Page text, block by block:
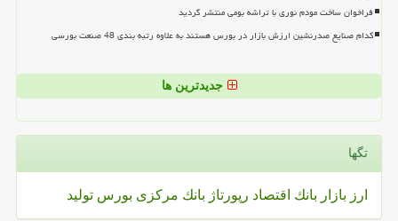
فراخوان ساخت مودم نوری با تراشه بومی منتشر گردید
کدام صنایع صدرنشین ارزش بازار در بورس هستند به علاوه رتبه بندی 48 صنعت بورسی
جدیدترین ها
تگها
ارز بازار بانك اقتصاد رپورتاژ بانك مركزی بورس تولید